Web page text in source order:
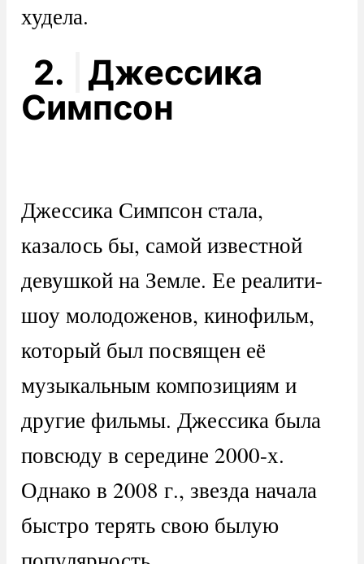
худела.
2.
Джессика
Симпсон
Джессика Симпсон стала,
казалось бы, самой известной
девушкой на Земле. Ее реалити-
шоу молодоженов, кинофильм,
который был посвящен её
музыкальным композициям и
другие фильмы. Джессика была
повсюду в середине 2000-х.
Однако в 2008 г., звезда начала
быстро терять свою былую